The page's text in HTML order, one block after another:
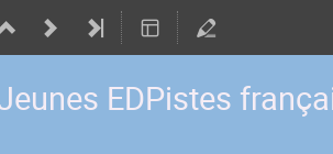
EDPistes